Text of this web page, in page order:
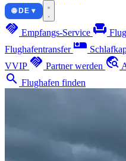
🌐 DE ▾
handshake Empfangs-Service chair
Flughafentransfer airline_seat_individual_suite
VVIP handshake Partner werden travel_explore
search Flughafen finden